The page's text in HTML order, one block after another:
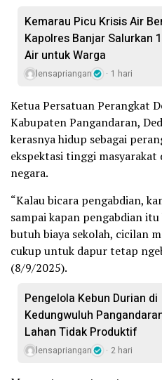
Kemarau Picu Krisis Air
Kapolres Banjar Salurkan
Air untuk Warga
lensapriangan 1 hari
Ketua Persatuan Perangkat
Kabupaten Pangandaran,
kerasnya hidup sebagai
ekspektasi tinggi
negara.
“Kalau bicara pengabdian,
sampai kapan pengabdian
butuh biaya sekolah, cicilan
cukup untuk dapur tetap
(8/9/2025).
Pengelola Kebun Durian di
Kedungwuluh
Lahan Tidak Produktif ‎
lensapriangan 2 hari